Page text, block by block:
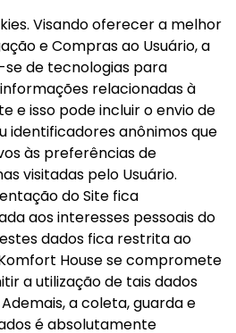
Visando oferecer a melhor
e Compras ao Usuário, a
se de tecnologias para
relacionadas à
e isso pode incluir o envio de
identificadores anônimos que
às preferências de
visitadas pelo Usuário.
do Site fica
aos interesses pessoais do
dados fica restrita ao
House se compromete
a utilização de tais dados
a coleta, guarda e
é absolutamente